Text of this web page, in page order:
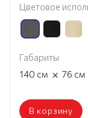
Цветовое
Габариты
140 см × 76 см
В корзину